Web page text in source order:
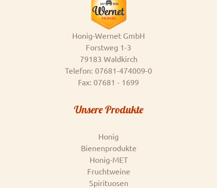
Honig-Wernet GmbH
Forstweg 1-3
79183 Waldkirch
Telefon: 07681-474009-0
Fax: 07681 - 1699
Unsere Produkte
Honig
Bienenprodukte
Honig-MET
Fruchtweine
Spirituosen